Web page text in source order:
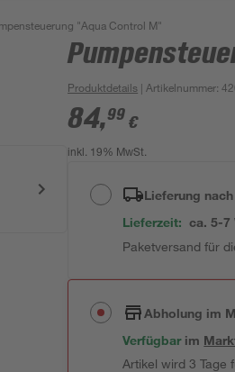
"Aqua Control M"
Produktdetails | Artikelnummer:
84,99 €
inkl. 19% MwSt.
Lieferung
Lieferzeit: ca. 5-7
Paketversand für
Abholung im
Verfügbar im
Artikel wird 3 Tage